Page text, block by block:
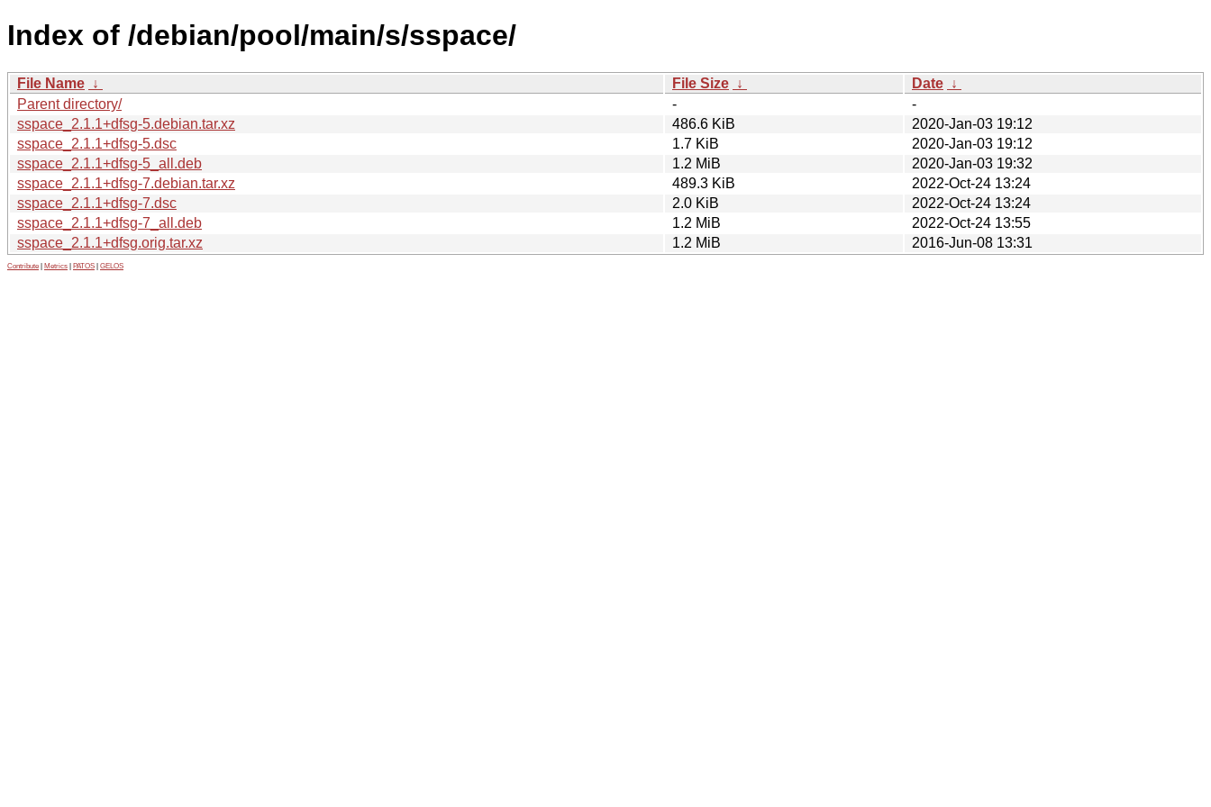
Index of /debian/pool/main/s/sspace/
File Name ↓ File Size ↓ Date ↓
Parent directory/
-
-
sspace_2.1.1+dfsg-5.debian.tar.xz
486.6 KiB
2020-Jan-03 19:12
sspace_2.1.1+dfsg-5.dsc
1.7 KiB
2020-Jan-03 19:12
sspace_2.1.1+dfsg-5_all.deb
1.2 MiB
2020-Jan-03 19:32
sspace_2.1.1+dfsg-7.debian.tar.xz
489.3 KiB
2022-Oct-24 13:24
sspace_2.1.1+dfsg-7.dsc
2.0 KiB
2022-Oct-24 13:24
sspace_2.1.1+dfsg-7_all.deb
1.2 MiB
2022-Oct-24 13:55
sspace_2.1.1+dfsg.orig.tar.xz
1.2 MiB 2016-Jun-08 13:31
Contribute Metrics PATOS GELOS